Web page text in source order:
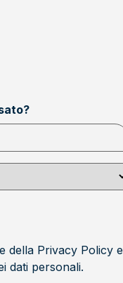
della Privacy Policy e
dati personali.